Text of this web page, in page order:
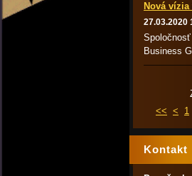
Nová
27.03.2020
Spoločnosť
Business
<< < 1
Kontakt